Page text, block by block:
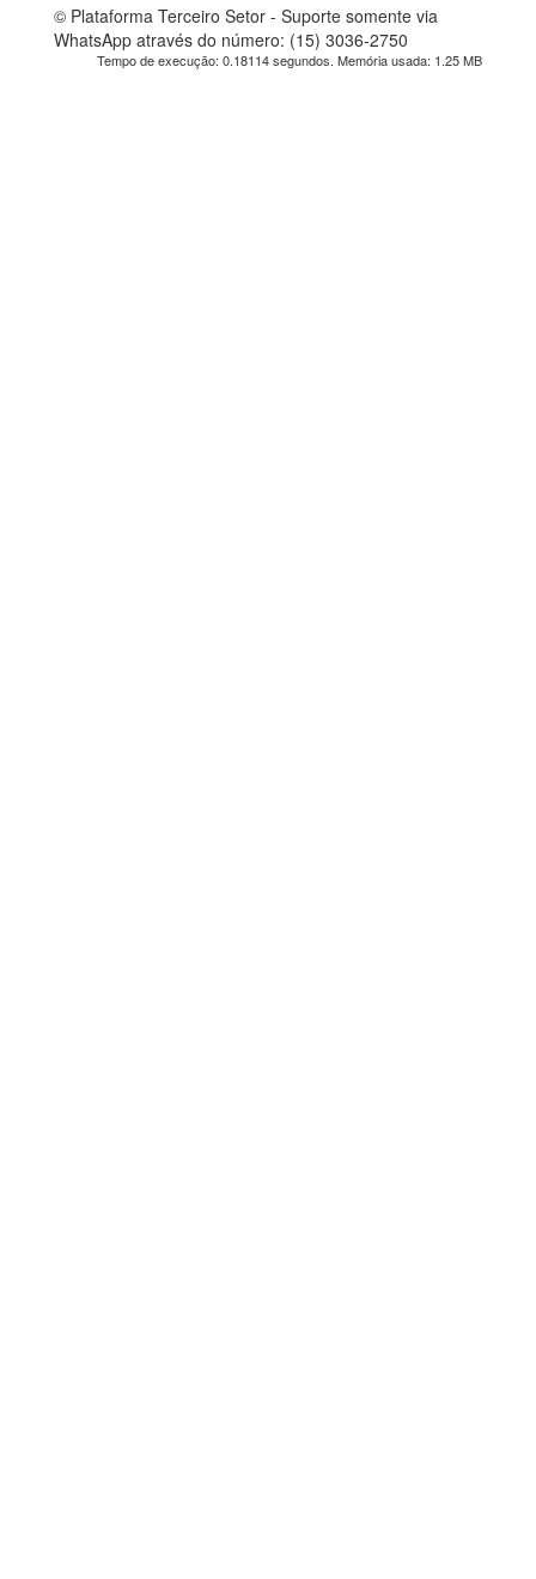
© Plataforma Terceiro Setor - Suporte somente via
WhatsApp através do número: (15) 3036-2750
Tempo de execução: 0.18114 segundos. Memória usada: 1.25 MB